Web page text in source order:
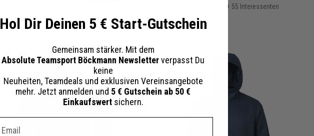
+ 55 Interessenten
Hol Dir Deinen 5 € Start-Gutschein
Gemeinsam stärker. Mit dem
Absolute Teamsport Böckmann Newsletterverpasst Du
keine
Neuheiten, Teamdeals und exklusiven Vereinsangebote
mehr. Jetzt anmelden und 5 € Gutschein ab 50 €
Einkaufswertsichern.